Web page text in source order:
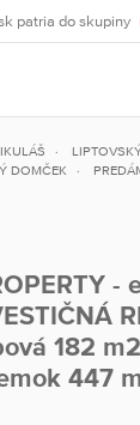
patria do skupiny
DOMČEK
-
182
447